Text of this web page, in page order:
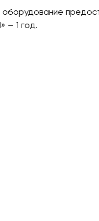
– 1 год.